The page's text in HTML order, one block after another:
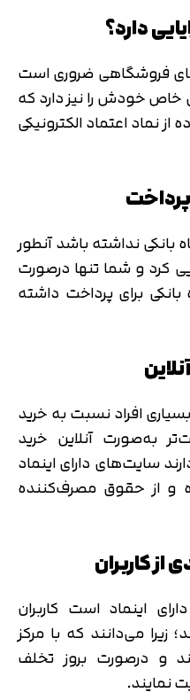
دارد؟
فروشگاهی ضروری است
خاص خودش را نیز دارد که
نماد اعتماد الکترونیکی
پرداخت
نداشته‌ باشد آنطور
کرد و شما تنها درصورت
بانکی برای پرداخت داشته‌
افراد نسبت‌ به خرید
به‌صورت آنلاین خرید
سایت‌های دارای اینماد
و از حقوق مصرف‌کننده
کاربران
اینماد است کاربران
زیرا می‌دانند که با مرکز
و درصورت بروز تخلف
نمایند.